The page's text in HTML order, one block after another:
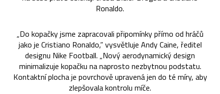
Ronaldo.
„Do kopačky jsme zapracovali připomínky přímo od hráčů
jako je Cristiano Ronaldo,” vysvětluje Andy Caine, ředitel
designu Nike Football. „Nový aerodynamický design
minimalizuje kopačku na naprosto nezbytnou podstatu.
Kontaktní plocha je povrchově upravená jen do té míry, aby
zlepšovala kontrolu míče.